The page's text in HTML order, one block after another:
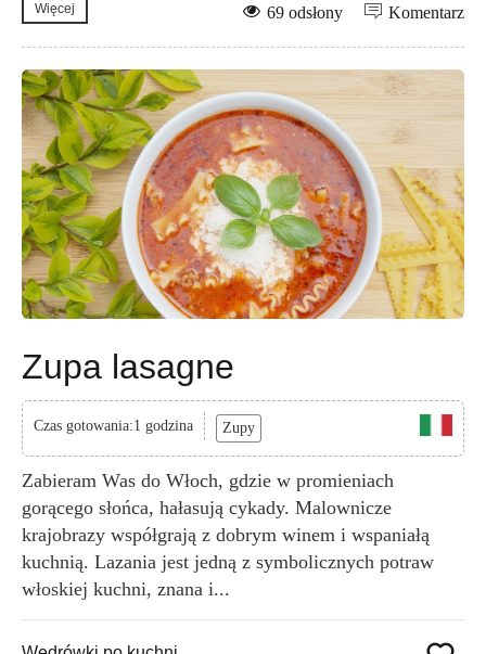
Więcej Komentarz
69 odsłony
Zupa lasagne
Czas gotowania:1 godzina Zupy
Zabieram Was do Włoch, gdzie w promieniach
gorącego słońca, hałasują cykady. Malownicze
krajobrazy współgrają z dobrym winem i wspaniałą
kuchnią. Lazania jest jedną z symbolicznych potraw
włoskiej kuchni, znana i...